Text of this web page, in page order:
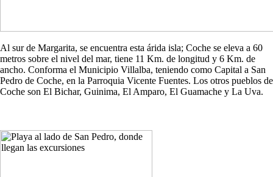
Al sur de Margarita, se encuentra esta árida isla; Coche se eleva a 60
metros sobre el nivel del mar, tiene 11 Km. de longitud y 6 Km. de
ancho. Conforma el Municipio Villalba, teniendo como Capital a San
Pedro de Coche, en la Parroquia Vicente Fuentes. Los otros pueblos de
Coche son El Bichar, Guinima, El Amparo, El Guamache y La Uva.